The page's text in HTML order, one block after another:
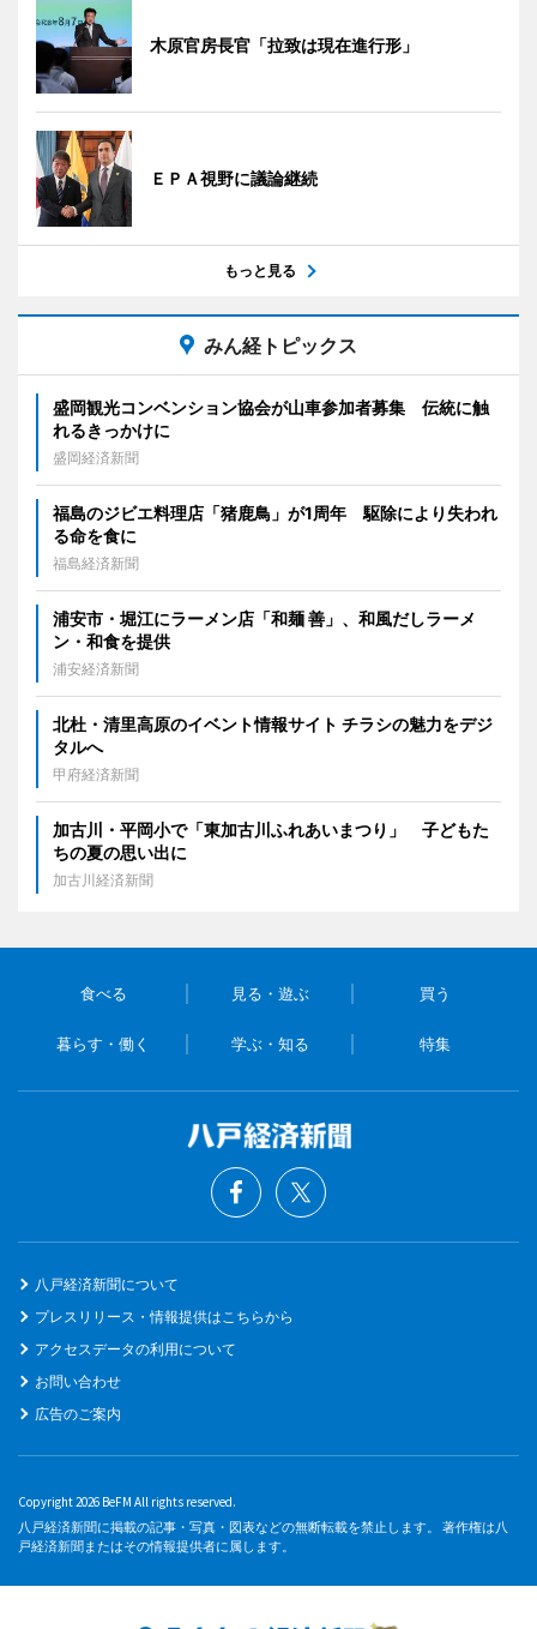
木原官房長官「拉致は現在進行形」
ＥＰＡ視野に議論継続
もっと見る
みん経トピックス
盛岡観光コンベンション協会が山車参加者募集 伝統に触
れるきっかけに
盛岡経済新聞
福島のジビエ料理店「猪鹿鳥」が1周年 駆除により失われ
る命を食に
福島経済新聞
浦安市・堀江にラーメン店「和麺 善」、和風だしラーメ
ン・和食を提供
浦安経済新聞
北杜・清里高原のイベント情報サイト チラシの魅力をデジ
タルへ
甲府経済新聞
加古川・平岡小で「東加古川ふれあいまつり」 子どもた
ちの夏の思い出に
加古川経済新聞
食べる 見る・遊ぶ 買う
暮らす・働く 学ぶ・知る 特集
八戸経済新聞について
プレスリリース・情報提供はこちらから
アクセスデータの利用について
お問い合わせ
広告のご案内
Copyright 2026 BeFM All rights reserved.
八戸経済新聞に掲載の記事・写真・図表などの無断転載を禁止します。 著作権は八
戸経済新聞またはその情報提供者に属します。